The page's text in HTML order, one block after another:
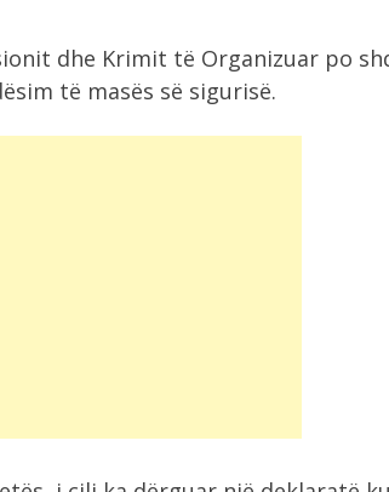
dhe Krimit të Organizuar po
të masës së sigurisë.
Statuti i...